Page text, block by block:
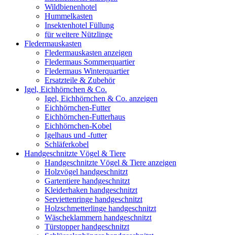
Wildbienenhotel
Hummelkasten
Insektenhotel Füllung
für weitere Nützlinge
Fledermauskasten
Fledermauskasten anzeigen
Fledermaus Sommerquartier
Fledermaus Winterquartier
Ersatzteile & Zubehör
Igel, Eichhörnchen & Co.
Igel, Eichhörnchen & Co. anzeigen
Eichhörnchen-Futter
Eichhörnchen-Futterhaus
Eichhörnchen-Kobel
Igelhaus und -futter
Schläferkobel
Handgeschnitzte Vögel & Tiere
Handgeschnitzte Vögel & Tiere anzeigen
Holzvögel handgeschnitzt
Gartentiere handgeschnitzt
Kleiderhaken handgeschnitzt
Serviettenringe handgeschnitzt
Holzschmetterlinge handgeschnitzt
Wäscheklammern handgeschnitzt
Türstopper handgeschnitzt